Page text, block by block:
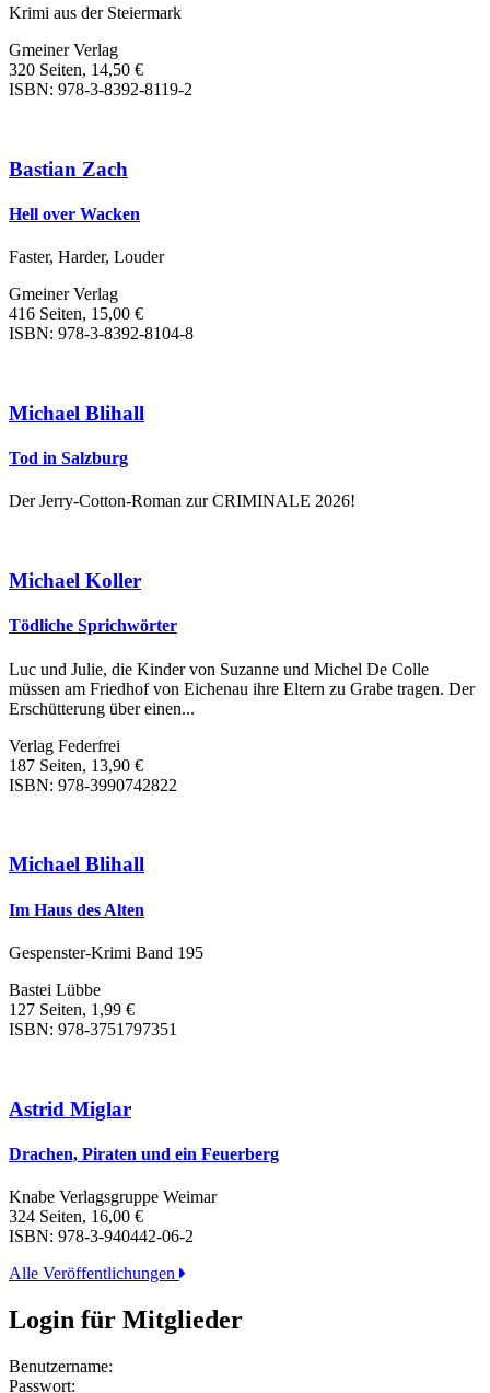
Krimi aus der Steiermark
Gmeiner Verlag
320 Seiten, 14,50 €
ISBN: 978-3-8392-8119-2
Bastian Zach
Hell over Wacken
Faster, Harder, Louder
Gmeiner Verlag
416 Seiten, 15,00 €
ISBN: 978-3-8392-8104-8
Michael Blihall
Tod in Salzburg
Der Jerry-Cotton-Roman zur CRIMINALE 2026!
Michael Koller
Tödliche Sprichwörter
Luc und Julie, die Kinder von Suzanne und Michel De Colle
müssen am Friedhof von Eichenau ihre Eltern zu Grabe tragen. Der
Erschütterung über einen...
Verlag Federfrei
187 Seiten, 13,90 €
ISBN: 978-3990742822
Michael Blihall
Im Haus des Alten
Gespenster-Krimi Band 195
Bastei Lübbe
127 Seiten, 1,99 €
ISBN: 978-3751797351
Astrid Miglar
Drachen, Piraten und ein Feuerberg
Knabe Verlagsgruppe Weimar
324 Seiten, 16,00 €
ISBN: 978-3-940442-06-2
Alle Veröffentlichungen
Login für Mitglieder
Benutzername:
Passwort: